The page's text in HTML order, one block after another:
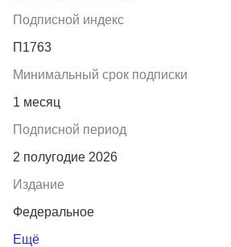
Подписной индекс
П1763
Минимальный срок подписки
1 месяц
Подписной период
2 полугодие 2026
Издание
Федеральное
Ещё